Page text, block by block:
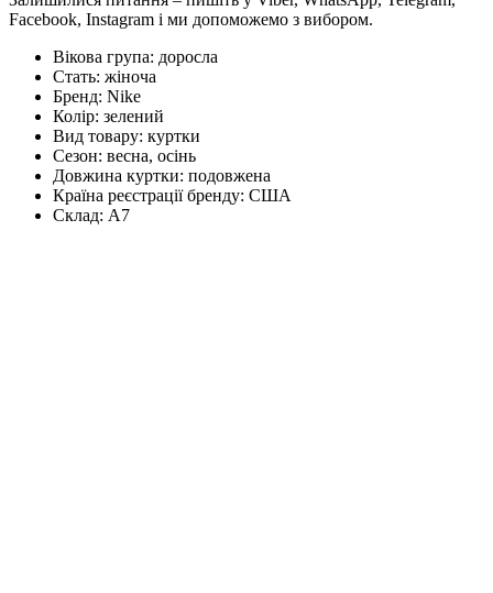
Facebook, Instagram і ми допоможемо з вибором.
Вікова група: доросла
Стать: жіноча
Бренд: Nike
Колір: зелений
Вид товару: куртки
Сезон: весна, осінь
Довжина куртки: подовжена
Країна реєстрації бренду: США
Склад: А7